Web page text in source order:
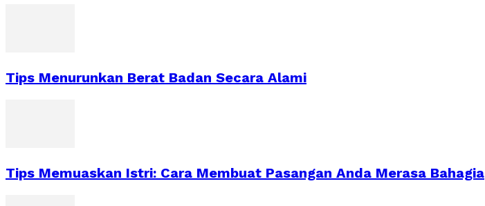
Tips Menurunkan Berat Badan Secara Alami
Tips Memuaskan Istri: Cara Membuat Pasangan Anda Merasa Bahagia